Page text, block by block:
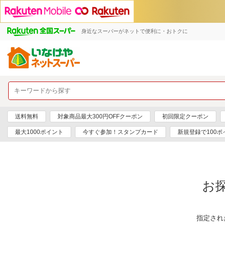
身近なスーパーがネットで便利に・おトクに
送料無料 対象商品最大300円OFFクーポン 初回限定クーポン
最大1000ポイント 今すぐ参加！スタンプカード 新規登録で100ポ
お
指定され